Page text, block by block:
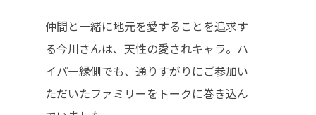
仲間と一緒に地元を愛することを追求す
る今川さんは、天性の愛されキャラ。ハ
イパー縁側でも、通りすがりにご参加い
ただいたファミリーをトークに巻き込ん
ハイパー縁側@淀屋
ハイパー縁側@中山
ハイパー縁側@私市